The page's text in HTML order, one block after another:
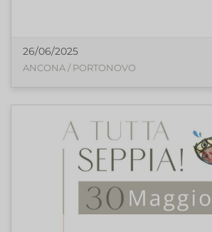
26/06/2025
ANCONA / PORTONOVO